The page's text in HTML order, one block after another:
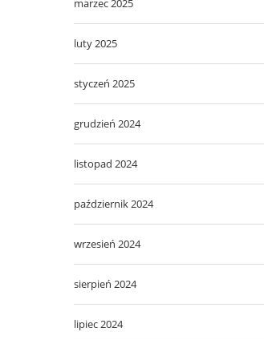
marzec 2025
luty 2025
styczeń 2025
grudzień 2024
listopad 2024
październik 2024
wrzesień 2024
sierpień 2024
lipiec 2024